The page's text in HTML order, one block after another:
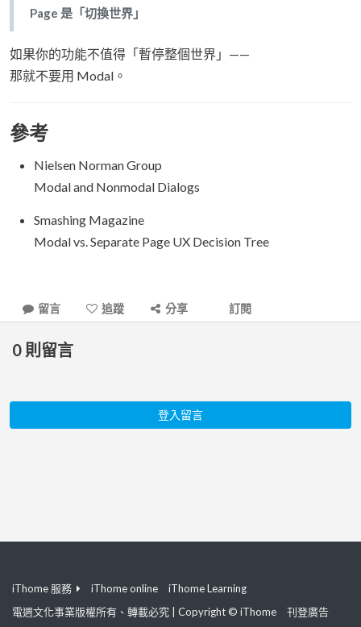
Page 是「切換世界」
如果你的功能不值得「暫停整個世界」——
那就不要用 Modal。
參考
Nielsen Norman Group
Modal and Nonmodal Dialogs
Smashing Magazine
Modal vs. Separate Page UX Decision Tree
留言 追蹤 分享 訂閱
0 則留言
登入留言
iThome 服務 iThome online
iThome Learning
電週文化事業版權所有、轉載必究 | Copyright © iThome
刊登廣告